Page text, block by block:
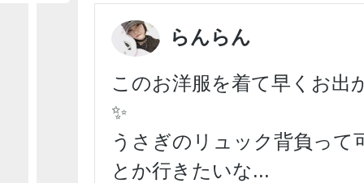
らんらん
このお洋服を着て早くお出
✨
うさぎのリュック背負って
とか行きたいな...